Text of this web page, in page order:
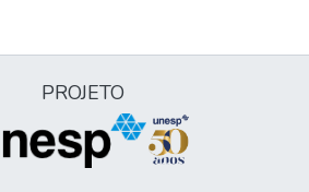
PROJETO